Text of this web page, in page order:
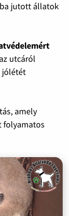
jutott állatok
utcáról
jólétét
amely
folyamatos